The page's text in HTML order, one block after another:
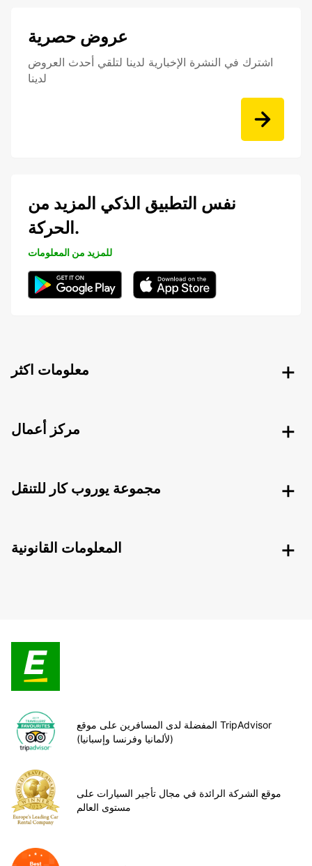
عروض حصرية
اشترك في النشرة الإخبارية لدينا لتلقي أحدث العروض
لدينا
نفس التطبيق الذكي المزيد من
الحركة.
للمزيد من المعلومات
معلومات اكثر
مركز أعمال
مجموعة يوروب كار للتنقل
المعلومات القانونية
المفضلة لدى المسافرين على موقع TripAdvisor
(لألمانيا وفرنسا وإسبانيا)
موقع الشركة الرائدة في مجال تأجير السيارات على
مستوى العالم